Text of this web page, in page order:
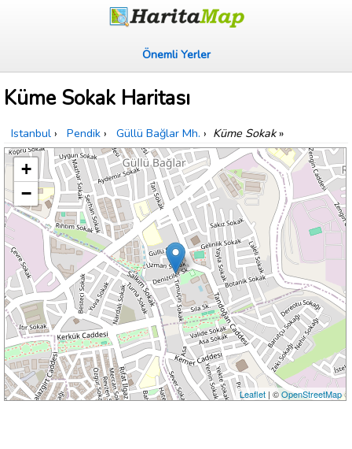
Önemli Yerler
Küme Sokak Haritası
Istanbul › Pendik › Güllü Bağlar Mh. › Küme Sokak»
+
−
Leaflet| ©OpenStreetMap